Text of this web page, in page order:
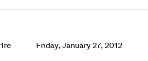
1re Friday, January 27, 2012